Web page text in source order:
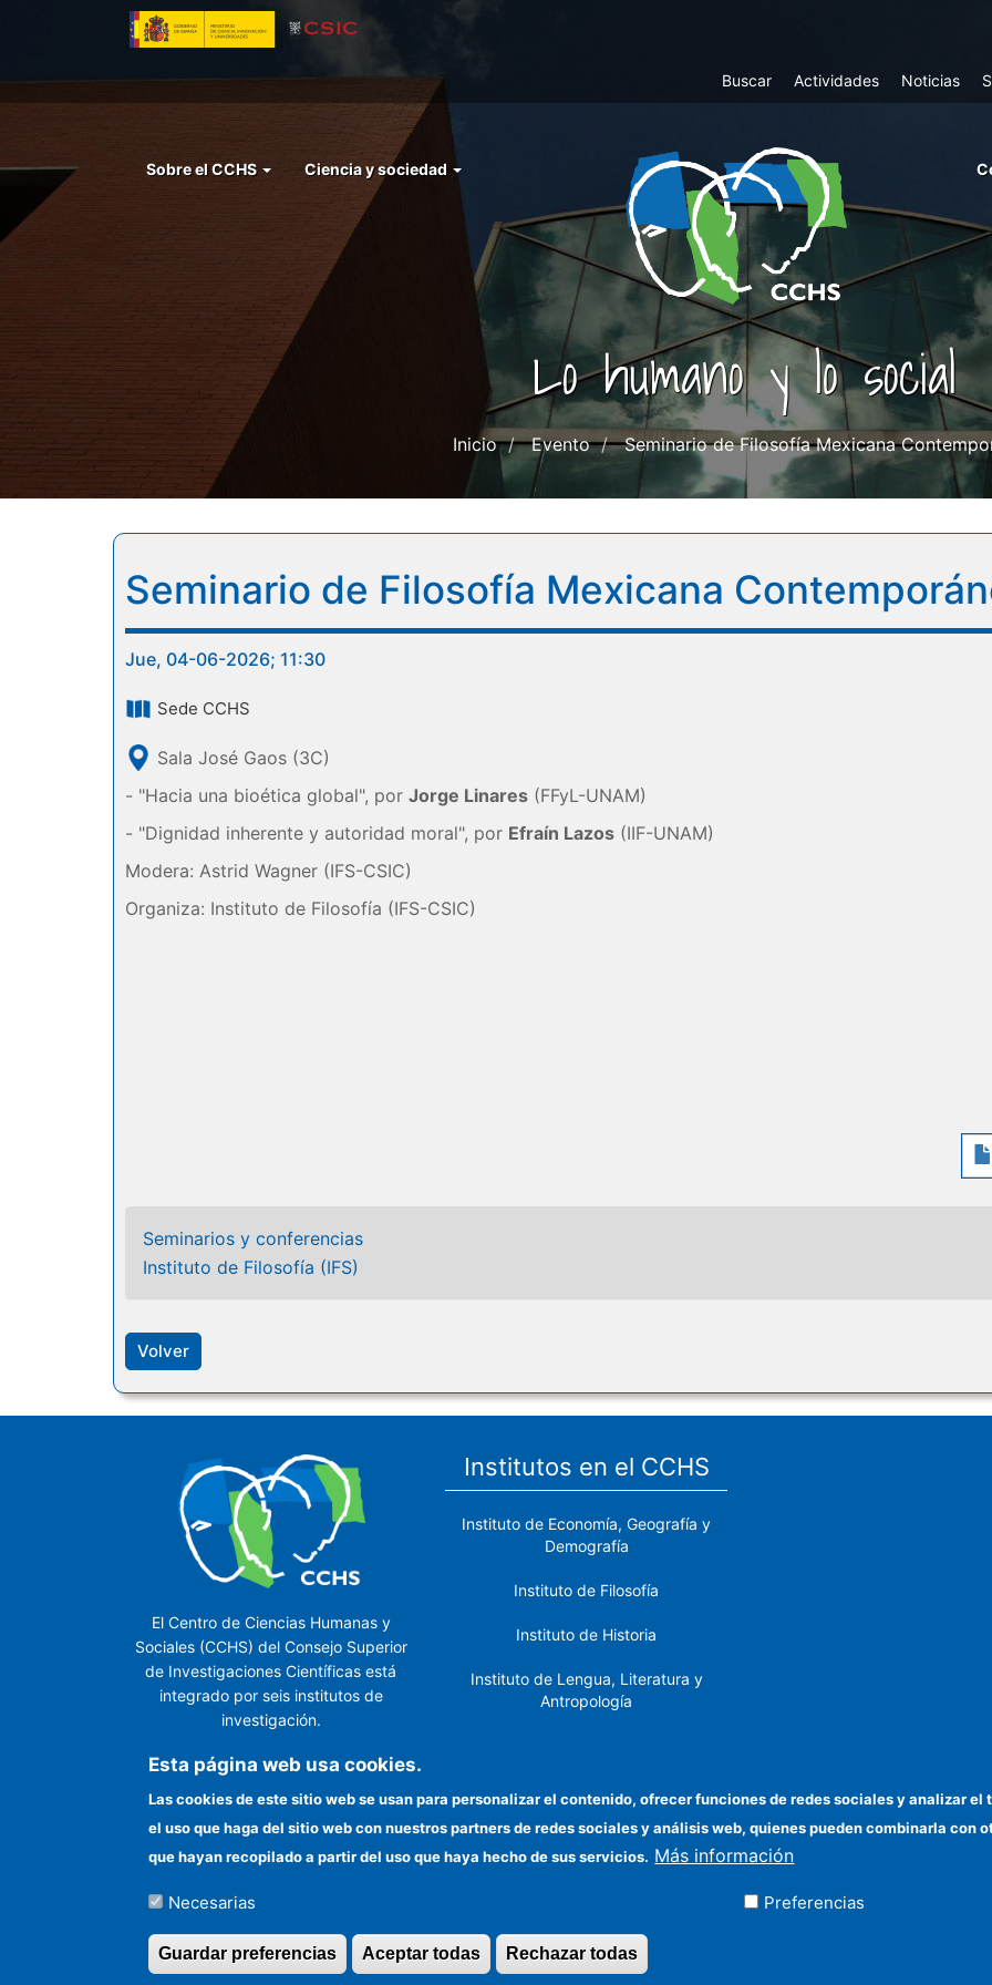
principal
Top
Buscar Actividades Noticias
Menu
Sobre el CCHS Ciencia y sociedad
Lo humano y lo social
Inicio Evento Seminario de Filosofía Mexicana
Seminario de Filosofía Mexicana
Jue, 04-06-2026; 11:30
Sede CCHS
Sala José Gaos (3C)
- "Hacia una bioética global", por Jorge Linares (FFyL-UNAM)
- "Dignidad inherente y autoridad moral", por Efraín Lazos (IIF-UNAM)
Modera: Astrid Wagner (IFS-CSIC)
Organiza: Instituto de Filosofía (IFS-CSIC)
Seminarios y conferencias
Instituto de Filosofía (IFS)
Volver
El Centro de Ciencias Humanas y
Sociales (CCHS) del Consejo Superior
de Investigaciones Científicas está
integrado por seis institutos de
investigación.
Institutos en el CCHS
Instituto de Economía, Geografía y
Demografía
Instituto de Filosofía
Instituto de Historia
Instituto de Lengua, Literatura y
Antropología
Próximo
Instituto de Políticas y Bienes
Públicos
©Copyright 2026 Todos los derechos reservados
Esta página web usa cookies.
Las cookies de este sitio web se usan para personalizar el contenido, ofrecer funciones de redes sociales y analizar
el uso que haga del sitio web con nuestros partners de redes sociales y análisis web, quienes pueden combinarla con
que hayan recopilado a partir del uso que haya hecho de sus servicios. Más información
Necesarias Preferencias
Guardar preferencias Rechazar todas
Aceptar todas